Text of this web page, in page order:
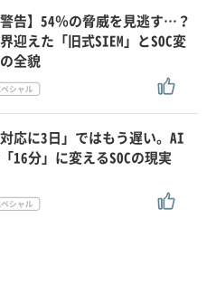
警告】54％の脅威を見逃す…？
迎えた「旧式SIEM」とSOC変
全貌
対応に3日」ではもう遅い。AI
16分」に変えるSOCの現実